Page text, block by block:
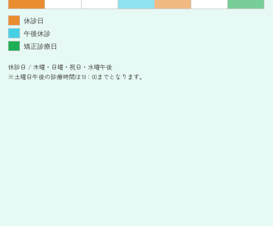
休診日
午後休診
矯正診療日
休診日 / 木曜・日曜・祝日・水曜午後
※土曜日午後の診療時間は18：00までとなります。